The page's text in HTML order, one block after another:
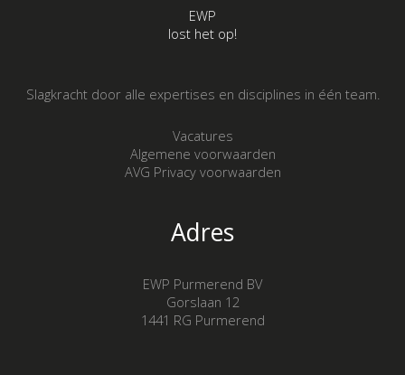
EWP
lost het op!
Slagkracht door alle expertises en disciplines in één team.
Vacatures
Algemene voorwaarden
AVG Privacy voorwaarden
Adres
EWP Purmerend BV
Gorslaan 12
1441 RG Purmerend